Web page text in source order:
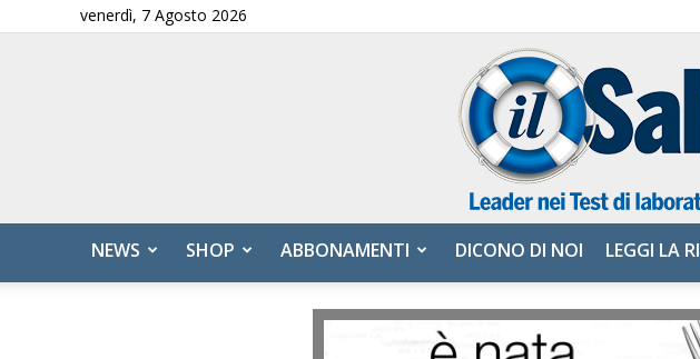
venerdì, 7 Agosto 2026
NEWS SHOP ABBONAMENTI DICONO DI NOI LEGGI LA